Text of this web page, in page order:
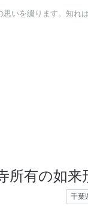
思いを綴ります。知れ
所有の如来
千葉